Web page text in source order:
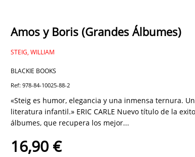
Amos y Boris (Grandes Álbumes)
STEIG, WILLIAM
BLACKIE BOOKS
Ref: 978-84-10025-88-2
«Steig es humor, elegancia y una inmensa ternura.
literatura infantil.» ERIC CARLE Nuevo título de la
álbumes, que recupera los mejor...
16,90 €